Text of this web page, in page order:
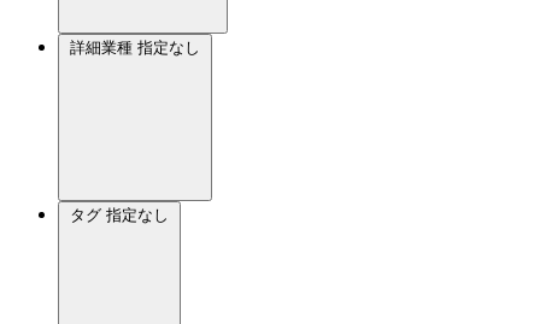
詳細業種 指定なし
タグ 指定なし